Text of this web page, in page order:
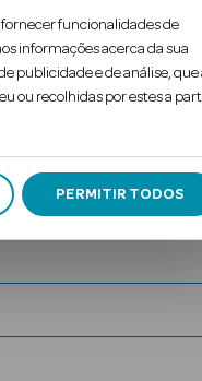
funcionalidades de
informações acerca da sua
publicidade e de análise, que
ou recolhidas por estes a
PERMITIR TODOS
com notas de